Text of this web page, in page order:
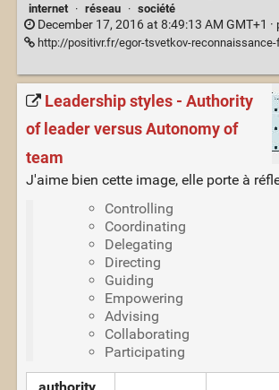
internet
· réseau · société
December 17, 2016 at 8:49:13 AM GMT+1 ·
http://positivr.fr/egor-tsvetkov-reconnaissance-
Leadership styles - Authority
of leader versus Autonomy of
team
J'aime bien cette image, elle porte à
Controlling
Coordinating
Delegating
Directing
Guiding
Empowering
Advising
Collaborating
Participating